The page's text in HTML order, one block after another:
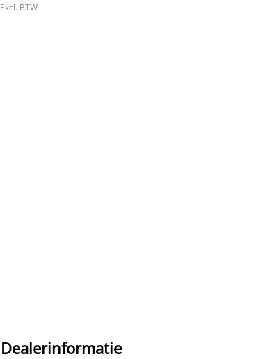
Excl. BTW
Dealerinformatie